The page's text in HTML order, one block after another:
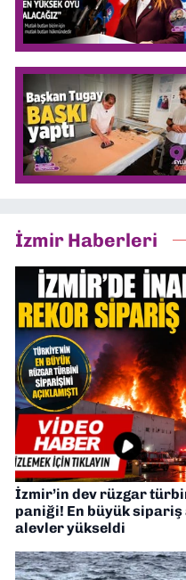
İzmir Haberleri
İzmir’in dev rüzgar
paniği! En büyük sipariş
alevler yükseldi